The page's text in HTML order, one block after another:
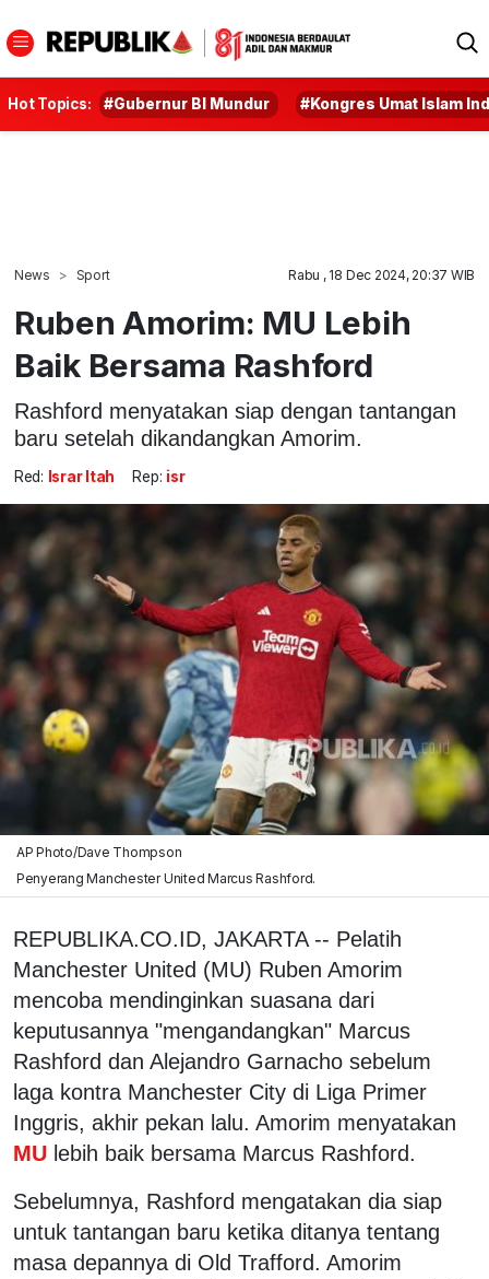
Hot Topics: #Gubernur BI Mundur #Kongres Umat Islam
News Sport Rabu , 18 Dec 2024, 20:37 WIB
Ruben Amorim: MU Lebih
Baik Bersama Rashford
Rashford menyatakan siap dengan tantangan
baru setelah dikandangkan Amorim.
Red: Israr Itah Rep: isr
AP Photo/Dave Thompson
Penyerang Manchester United Marcus Rashford.
REPUBLIKA.CO.ID, JAKARTA -- Pelatih
Manchester United (MU) Ruben Amorim
mencoba mendinginkan suasana dari
keputusannya "mengandangkan" Marcus
Rashford dan Alejandro Garnacho sebelum
laga kontra Manchester City di Liga Primer
Inggris, akhir pekan lalu. Amorim menyatakan
MU lebih baik bersama Marcus Rashford.
Sebelumnya, Rashford mengatakan dia siap
untuk tantangan baru ketika ditanya tentang
masa depannya di Old Trafford. Amorim